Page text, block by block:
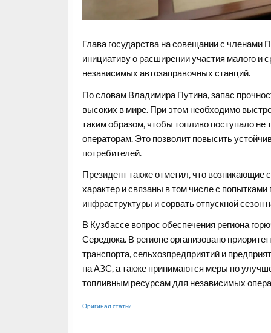
Глава государства на совещании с членами
инициативу о расширении участия малого и
независимых автозаправочных станций.
По словам Владимира Путина, запас
высоких в мире. При этом необходимо
таким образом, чтобы топливо поступало
операторам. Это позволит повысить
потребителей.
Президент также отметил, что
характер и связаны в том числе с
инфраструктуры и сорвать отпускной сезон
В Кузбассе вопрос обеспечения региона
Середюка. В регионе организовано
транспорта, сельхозпредприятий и
на АЗС, а также принимаются меры по
топливным ресурсам для независимых
Оригинал статьи